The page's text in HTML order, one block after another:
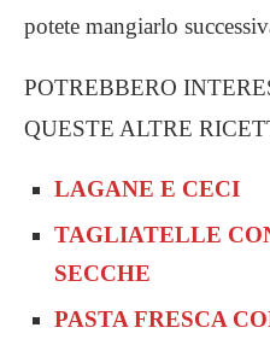
potete mangiarlo
POTREBBERO
QUESTE ALTRE
LAGANE E CECI
TAGLIATELLE
SECCHE
PASTA FRESCA